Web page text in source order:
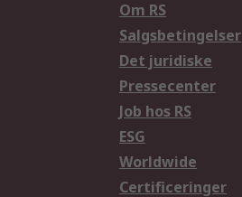
Om RS
Salgsbetingelser
Det juridiske
Pressecenter
Job hos RS
ESG
Worldwide
Certificeringer